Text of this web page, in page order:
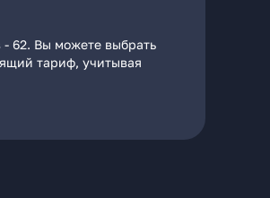
62. Вы можете выбрать
тариф, учитывая